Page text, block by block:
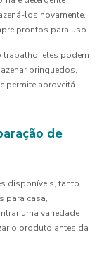
los novamente.
prontos para uso.
trabalho, eles podem
brinquedos,
permite aproveitá-
de
disponíveis, tanto
para casa,
uma variedade
o produto antes da